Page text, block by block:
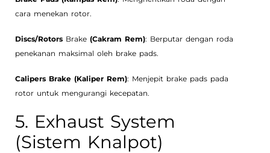
cara menekan rotor.
Discs/Rotors Brake (Cakram Rem): Berputar dengan roda
penekanan maksimal oleh brake pads.
Calipers Brake (Kaliper Rem): Menjepit brake pads pada
rotor untuk mengurangi kecepatan.
5. Exhaust System
(Sistem Knalpot)